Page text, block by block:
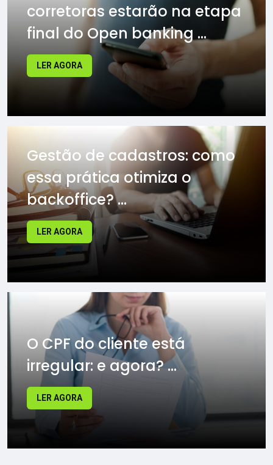
corretoras estarão na etapa
final do Open banking ...
LER AGORA
Gestão de cadastros: como
essa prática otimiza o
backoffice? ...
LER AGORA
O CPF do cliente está
irregular: e agora? ...
LER AGORA